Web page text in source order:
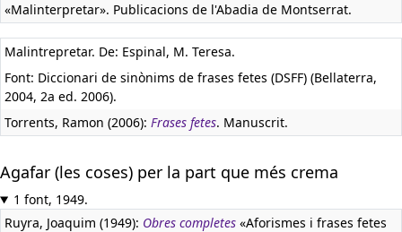
«Malinterpretar». Publicacions de l'Abadia de Montserrat.
Malintrepretar. De: Espinal, M. Teresa.
Font: Diccionari de sinònims de frases fetes (DSFF) (Bellaterra,
2004, 2a ed. 2006).
Torrents, Ramon (2006): Frases fetes. Manuscrit.
Agafar (les coses) per la part que més crema
1 font, 1949.
Ruyra, Joaquim (1949): Obres completes «Aforismes i frases fetes